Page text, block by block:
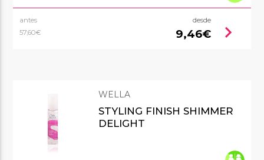
antes
57,60€
desde
9,46€ chevron_right
WELLA
STYLING FINISH SHIMMER
DELIGHT